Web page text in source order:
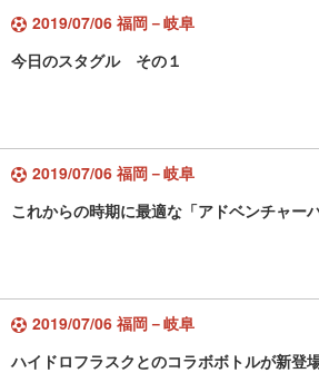
2019/07/06 福岡－岐阜
今日のスタグル その１
2019/07/06 福岡－岐阜
これからの時期に最適な「アドベンチャー
2019/07/06 福岡－岐阜
ハイドロフラスクとのコラボボトルが新登